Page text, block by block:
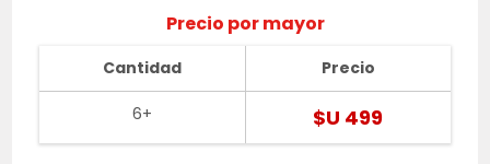
Precio por mayor
Cantidad
6+
Precio
$U 499